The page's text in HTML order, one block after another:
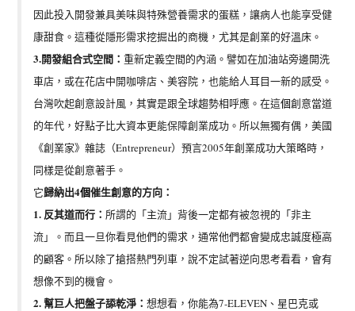
因此投入開發兼具美味與特殊營養需求的蛋糕，讓病人也能享受健
康甜食。這種從隱形需求挖掘出的商機，尤其是創業的好溫床。
3.開發組合式空間：重新定義空間的內涵。譬如在加油站旁邊開洗
車店，或在花店中開咖啡店、美容院，也能給人耳目一新的感受。
台灣吹起創意設計風，其實是跟全球趨勢相呼應。在這個創意當道
的年代，好點子比大資本更能保障創業成功。所以無獨有偶，美國
《創業家》雜誌（Entrepreneur）預言2005年創業成功大策略時，
同樣是從創意著手。
它歸納出4個催生創意的方向：
1. 反其道而行： 所謂的「主流」背後一定都有被忽視的「非主
流」。而且一旦你看見他們的需求，通常他們都會變成忠誠度極高
的顧客。所以除了搶搭熱門列車，說不定試著逆向思考看看，會有
想像不到的機會。
2. 幫巨人把盤子舔乾淨：想想看，你能為7-ELEVEN、星巴克或